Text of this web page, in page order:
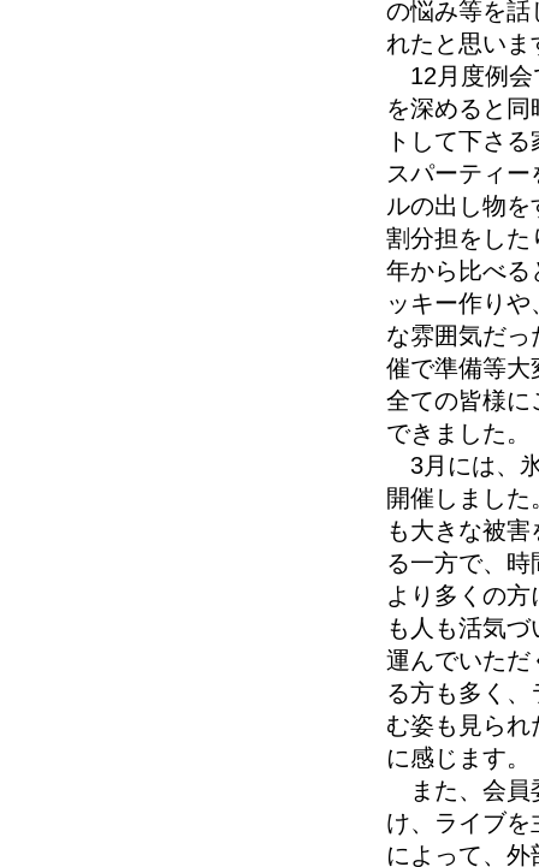
の悩み等を話
れたと思いま
12月度例会
を深めると
トして下さ
スパーティ
ルの出し物
割分担をした
年から比べる
ッキー作り
な雰囲気だ
催で準備等大
全ての皆様に
できました。
3月には、
開催しまし
も大きな被
る一方で、
より多くの
も人も活気
運んでいただ
る方も多く
む姿も見ら
に感じます。
また、会員
け、ライブ
によって、